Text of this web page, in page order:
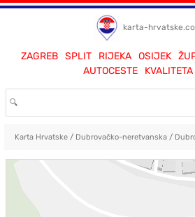
karta-
ZAGREB SPLIT RIJEKA OSIJEK
AUTOCESTE
Karta Hrvatske/ Dubrovačko-neretvanska/